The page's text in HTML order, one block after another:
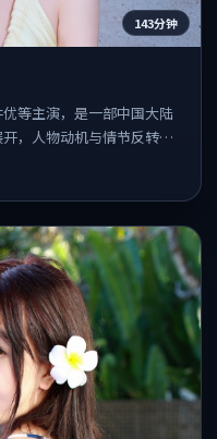
143分钟
等主演，是一部中国大陆
，人物动机与情节反转相